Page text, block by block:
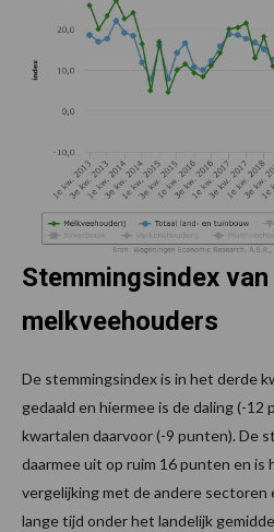
Stemmingsindex van
melkveehouders
De stemmingsindex is in het derde
gedaald en hiermee is de daling (-
kwartalen daarvoor (-9 punten). De
daarmee uit op ruim 16 punten en is
vergelijking met de andere
lange tijd onder het landelijk